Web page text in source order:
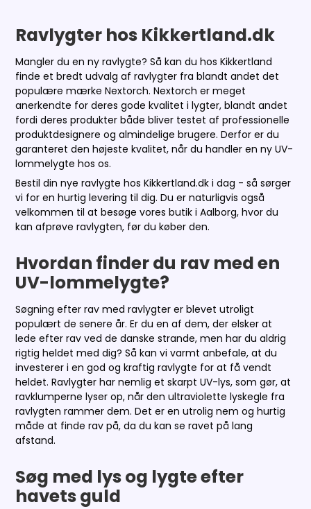
Ravlygter hos Kikkertland.dk
Mangler du en ny ravlygte? Så kan du hos Kikkertland
finde et bredt udvalg af ravlygter fra blandt andet det
populære mærke Nextorch. Nextorch er meget
anerkendte for deres gode kvalitet i lygter, blandt andet
fordi deres produkter både bliver testet af professionelle
produktdesignere og almindelige brugere. Derfor er du
garanteret den højeste kvalitet, når du handler en ny UV-
lommelygte hos os.
Bestil din nye ravlygte hos Kikkertland.dk i dag - så sørger
vi for en hurtig levering til dig. Du er naturligvis også
velkommen til at besøge vores butik i Aalborg, hvor du
kan afprøve ravlygten, før du køber den.
Hvordan finder du rav med en
UV-lommelygte?
Søgning efter rav med ravlygter er blevet utroligt
populært de senere år. Er du en af dem, der elsker at
lede efter rav ved de danske strande, men har du aldrig
rigtig heldet med dig? Så kan vi varmt anbefale, at du
investerer i en god og kraftig ravlygte for at få vendt
heldet. Ravlygter har nemlig et skarpt UV-lys, som gør, at
ravklumperne lyser op, når den ultraviolette lyskegle fra
ravlygten rammer dem. Det er en utrolig nem og hurtig
måde at finde rav på, da du kan se ravet på lang
afstand.
Søg med lys og lygte efter
havets guld